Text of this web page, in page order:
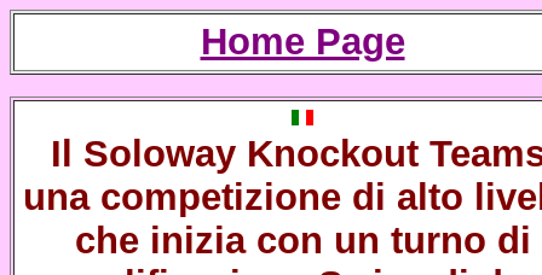
Home Page
Il Soloway Knockout
una competizione di alto
che inizia con un turno di